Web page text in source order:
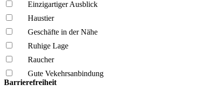
Einzigartiger Ausblick
Haustier
Geschäfte in der Nähe
Ruhige Lage
Raucher
Gute Vekehrsanbindung
Barrierefreiheit